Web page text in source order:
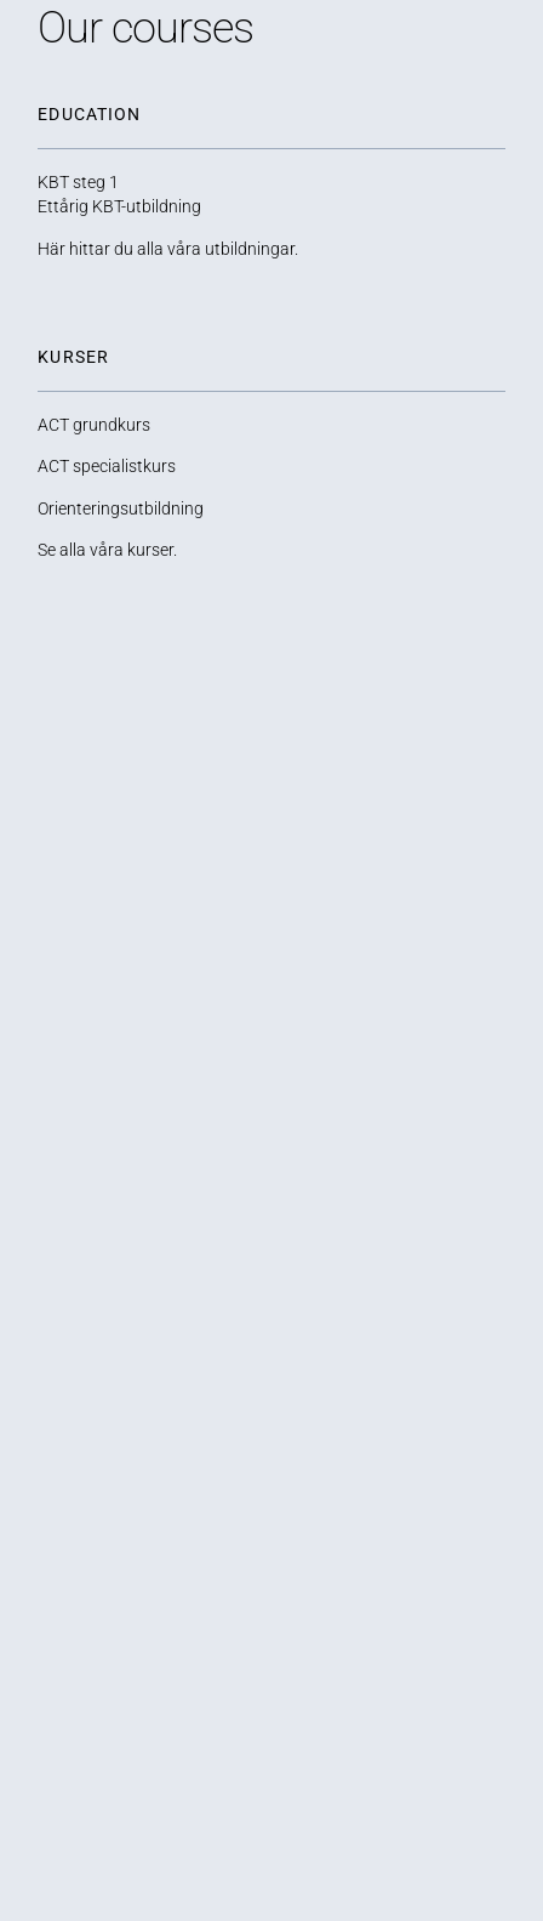
Our courses
EDUCATION
KBT steg 1
Ettårig KBT-utbildning
Här hittar du alla våra utbildningar.
KURSER
ACT grundkurs
ACT specialistkurs
Orienteringsutbildning
Se alla våra kurser.